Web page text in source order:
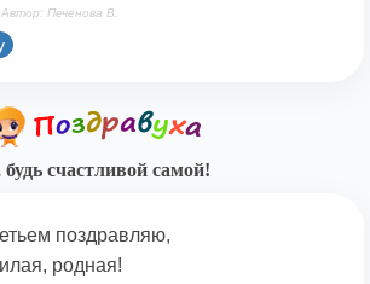
Печенова В.
счастливой самой!
поздравляю,
родная!